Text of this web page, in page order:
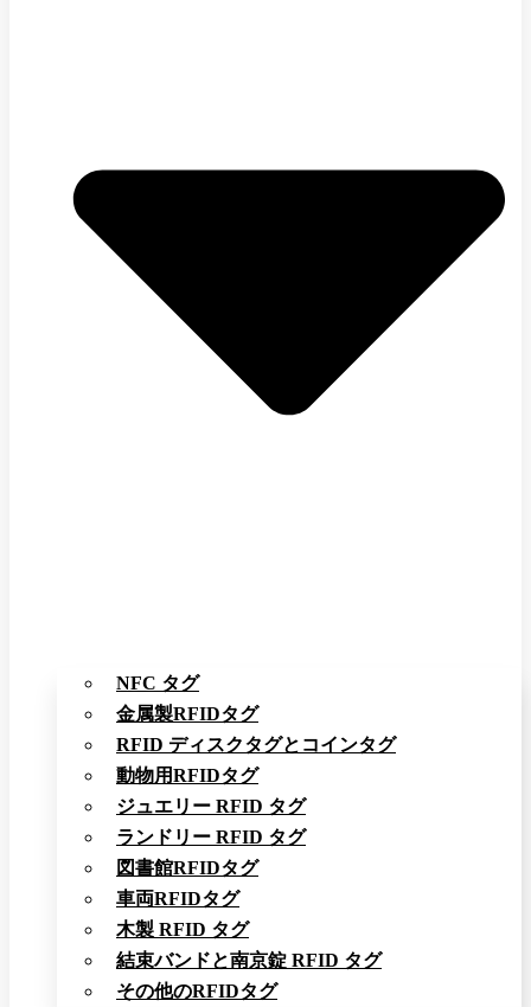
NFC タグ
金属製RFIDタグ
RFID ディスクタグとコインタグ
動物用RFIDタグ
ジュエリー RFID タグ
ランドリー RFID タグ
図書館RFIDタグ
車両RFIDタグ
木製 RFID タグ
結束バンドと南京錠 RFID タグ
その他のRFIDタグ